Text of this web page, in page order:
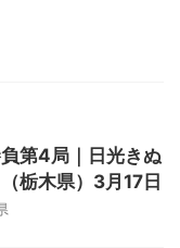
第4局｜日光きぬ
栃木県）3月17日